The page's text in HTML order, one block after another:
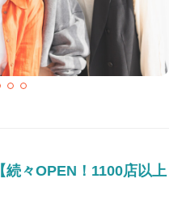
索する
々OPEN！1100店以上